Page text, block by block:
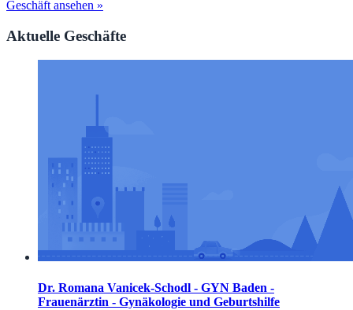
Geschäft ansehen »
Aktuelle Geschäfte
Dr. Romana Vanicek-Schodl - GYN Baden -
Frauenärztin - Gynäkologie und Geburtshilfe